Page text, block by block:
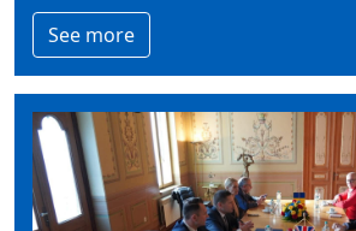
See more